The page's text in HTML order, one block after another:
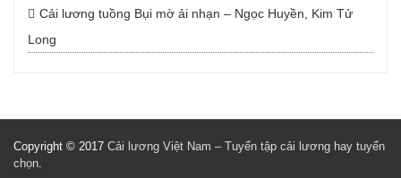
Cải lương tuồng Bụi mờ ải nhạn – Ngọc Huyền, Kim Tử
Long
Copyright © 2017 Cải lương Việt Nam – Tuyển tập cải lương hay tuyển
chọn.